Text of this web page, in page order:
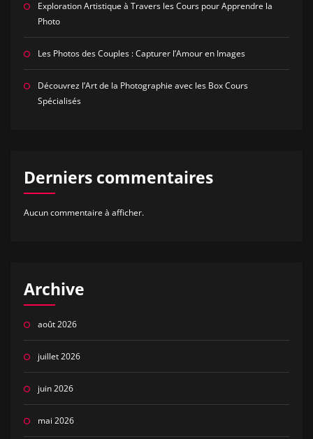
Exploration Artistique à Travers les Cours pour Apprendre la
Photo
Les Photos des Couples : Capturer l’Amour en Images
Découvrez l’Art de la Photographie avec les Box Cours
Spécialisés
Derniers commentaires
Aucun commentaire à afficher.
Archive
août 2026
juillet 2026
juin 2026
mai 2026